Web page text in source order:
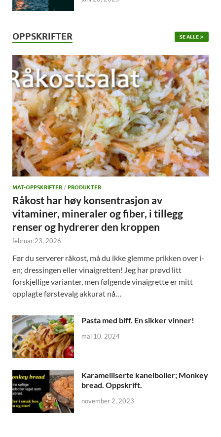
OPPSKRIFTER SE ALLE
MAT-OPPSKRIFTER / PRODUKTER
Råkost har høy konsentrasjon av
vitaminer, mineraler og fiber, i tillegg
renser og hydrerer den kroppen
februar 23, 2026
Før du serverer råkost, må du ikke glemme prikken over i-
en; dressingen eller vinaigretten! Jeg har prøvd litt
forskjellige varianter, men følgende vinaigrette er mitt
opplagte førstevalg akkurat nå…
Pasta med biff. En sikker vinner!
mai 10, 2024
Karamelliserte kanelboller; Monkey
bread. Oppskrift.
november 2, 2023